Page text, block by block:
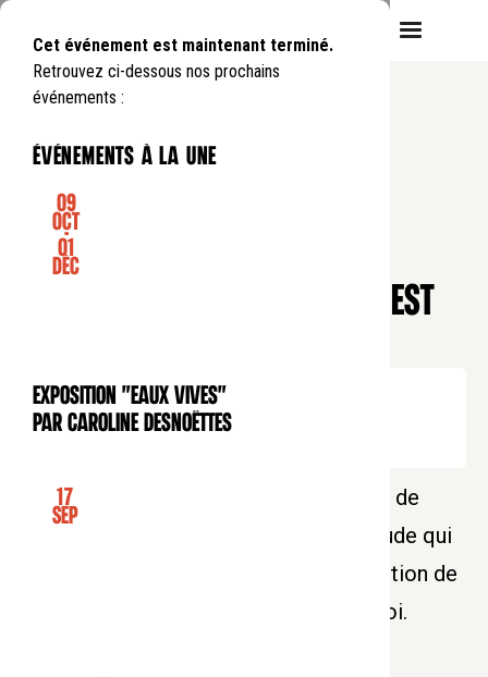
Cet événement est maintenant terminé.
Retrouvez ci-dessous nos prochains
événements :
événements à la une
EXPOSITION
09
Oct
-
01
Déc
Exposition "Eaux Vives"
par Caroline Desnoëttes
17
Sep
COLLOQUE-JOURNÉE D'ÉTUDE
SANTÉ, ÉTHIQUE ET FOI : "QUI EST
Samedi24
.
01de 9:00à16:00
Tarif plein : 30€
Le Collège des Bernardins est heureux de
vous accueillir pour cette journée d'étude qui
leur permettra de s'interroger sur la notion de
"prochain" et de lier santé, éthique et foi.